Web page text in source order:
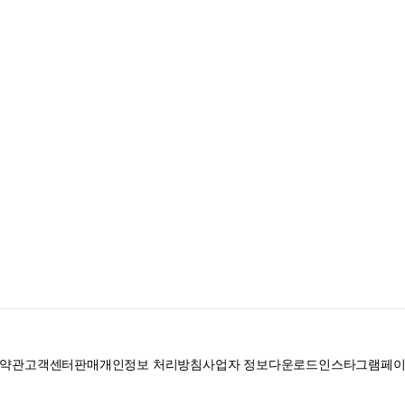
관고객센터판매개인정보 처리방침사업자 정보다운로드인스타그램페